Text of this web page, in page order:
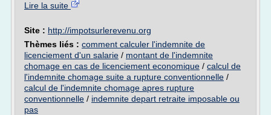
Lire la suite
Site : http://impotsurlerevenu.org
Thèmes liés : comment calculer l'indemnite de
licenciement d'un salarie / montant de l'indemnite
chomage en cas de licenciement economique / calcul de
l'indemnite chomage suite a rupture conventionnelle /
calcul de l'indemnite chomage apres rupture
conventionnelle / indemnite depart retraite imposable ou
pas